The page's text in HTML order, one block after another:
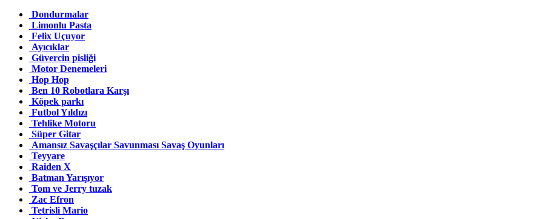
Dondurmalar
Limonlu Pasta
Felix Uçuyor
Ayıcıklar
Güvercin pisliği
Motor Denemeleri
Hop Hop
Ben 10 Robotlara Karşı
Köpek parkı
Futbol Yıldızı
Tehlike Motoru
Süper Gitar
Amansız Savaşçılar Savunması Savaş Oyunları
Teyyare
Raiden X
Batman Yarışıyor
Tom ve Jerry tuzak
Zac Efron
Tetrisli Mario